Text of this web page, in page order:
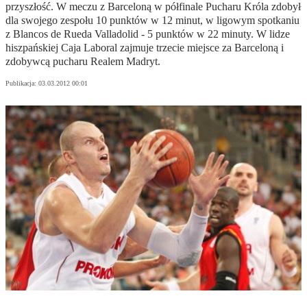
przyszłość. W meczu z Barceloną w półfinale Pucharu Króla zdobył
dla swojego zespołu 10 punktów w 12 minut, w ligowym spotkaniu
z Blancos de Rueda Valladolid - 5 punktów w 22 minuty. W lidze
hiszpańskiej Caja Laboral zajmuje trzecie miejsce za Barceloną i
zdobywcą pucharu Realem Madryt.
Publikacja: 03.03.2012 00:01